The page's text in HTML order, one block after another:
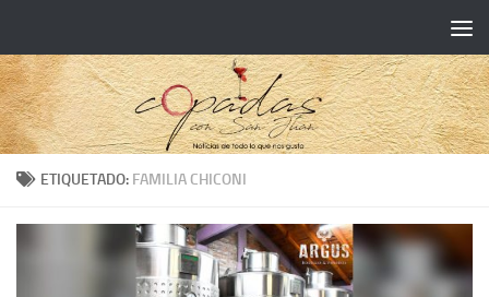
ETIQUETADO: FAMILIA CHICONI